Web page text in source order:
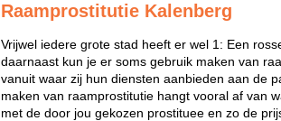
Raamprostitutie Kalenberg
Vrijwel iedere grote stad heeft er wel 1: Een
daarnaast kun je er soms gebruik maken van
vanuit waar zij hun diensten aanbieden aan de
maken van raamprostitutie hangt vooral af van
met de door jou gekozen prostituee en zo de